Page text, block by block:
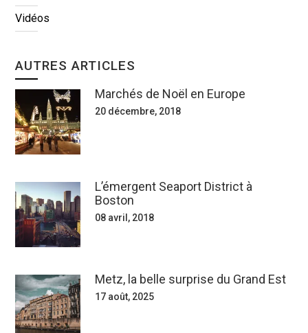
Vidéos
AUTRES ARTICLES
Marchés de Noël en Europe
20 décembre, 2018
L’émergent Seaport District à
Boston
08 avril, 2018
Metz, la belle surprise du Grand Est
17 août, 2025